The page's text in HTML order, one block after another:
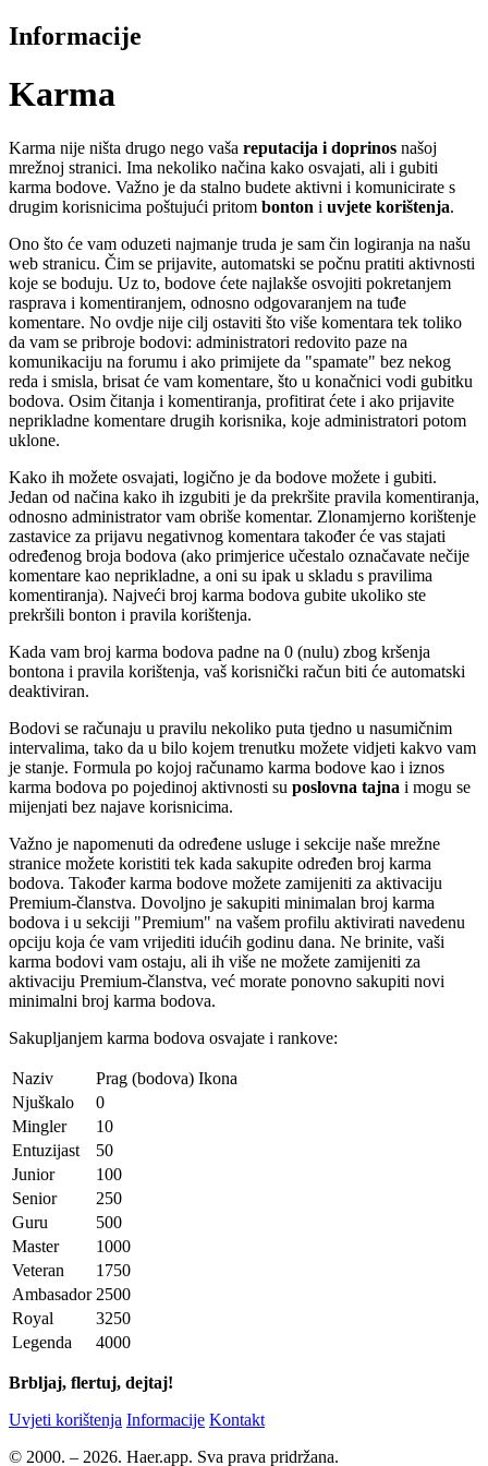
Informacije
Karma
Karma nije ništa drugo nego vaša reputacija i doprinos našoj
mrežnoj stranici. Ima nekoliko načina kako osvajati, ali i gubiti
karma bodove. Važno je da stalno budete aktivni i komunicirate s
drugim korisnicima poštujući pritom bonton i uvjete korištenja.
Ono što će vam oduzeti najmanje truda je sam čin logiranja na našu
web stranicu. Čim se prijavite, automatski se počnu pratiti aktivnosti
koje se boduju. Uz to, bodove ćete najlakše osvojiti pokretanjem
rasprava i komentiranjem, odnosno odgovaranjem na tuđe
komentare. No ovdje nije cilj ostaviti što više komentara tek toliko
da vam se pribroje bodovi: administratori redovito paze na
komunikaciju na forumu i ako primijete da "spamate" bez nekog
reda i smisla, brisat će vam komentare, što u konačnici vodi gubitku
bodova. Osim čitanja i komentiranja, profitirat ćete i ako prijavite
neprikladne komentare drugih korisnika, koje administratori potom
uklone.
Kako ih možete osvajati, logično je da bodove možete i gubiti.
Jedan od načina kako ih izgubiti je da prekršite pravila komentiranja,
odnosno administrator vam obriše komentar. Zlonamjerno korištenje
zastavice za prijavu negativnog komentara također će vas stajati
određenog broja bodova (ako primjerice učestalo označavate nečije
komentare kao neprikladne, a oni su ipak u skladu s pravilima
komentiranja). Najveći broj karma bodova gubite ukoliko ste
prekršili bonton i pravila korištenja.
Kada vam broj karma bodova padne na 0 (nulu) zbog kršenja
bontona i pravila korištenja, vaš korisnički račun biti će automatski
deaktiviran.
Bodovi se računaju u pravilu nekoliko puta tjedno u nasumičnim
intervalima, tako da u bilo kojem trenutku možete vidjeti kakvo vam
je stanje. Formula po kojoj računamo karma bodove kao i iznos
karma bodova po pojedinoj aktivnosti su poslovna tajna i mogu se
mijenjati bez najave korisnicima.
Važno je napomenuti da određene usluge i sekcije naše mrežne
stranice možete koristiti tek kada sakupite određen broj karma
bodova. Također karma bodove možete zamijeniti za aktivaciju
Premium-članstva. Dovoljno je sakupiti minimalan broj karma
bodova i u sekciji "Premium" na vašem profilu aktivirati navedenu
opciju koja će vam vrijediti idućih godinu dana. Ne brinite, vaši
karma bodovi vam ostaju, ali ih više ne možete zamijeniti za
aktivaciju Premium-članstva, već morate ponovno sakupiti novi
minimalni broj karma bodova.
Sakupljanjem karma bodova osvajate i rankove:
Naziv Prag (bodova) Ikona
Njuškalo
0
Mingler
10
Entuzijast
50
Junior
100
Senior
250
Guru
500
Master
1000
Veteran
1750
Ambasador 2500
Royal
3250
Legenda
4000
Brbljaj, flertuj, dejtaj!
Uvjeti korištenja Informacije Kontakt
© 2000. – 2026. Haer.app. Sva prava pridržana.